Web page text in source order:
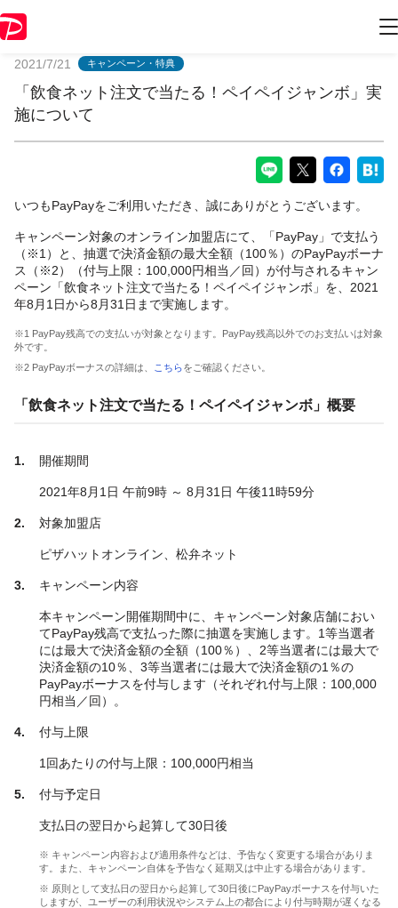
2021/7/21 キャンペーン・特典
「飲食ネット注文で当たる！ペイペイジャンボ」実
施について
いつもPayPayをご利用いただき、誠にありがとうございます。
キャンペーン対象のオンライン加盟店にて、「PayPay」で支払う
（※1）と、抽選で決済金額の最大全額（100％）のPayPayボーナ
ス（※2）（付与上限：100,000円相当／回）が付与されるキャン
ペーン「飲食ネット注文で当たる！ペイペイジャンボ」を、2021
年8月1日から8月31日まで実施します。
※1 PayPay残高での支払いが対象となります。PayPay残高以外でのお支払いは対象
外です。
※2 PayPayボーナスの詳細は、
こちらをご確認ください。
「飲食ネット注文で当たる！ペイペイジャンボ」概要
開催期間
2021年8月1日 午前9時 ～ 8月31日 午後11時59分
対象加盟店
ピザハットオンライン、松弁ネット
キャンペーン内容
本キャンペーン開催期間中に、キャンペーン対象店舗におい
てPayPay残高で支払った際に抽選を実施します。1等当選者
には最大で決済金額の全額（100％）、2等当選者には最大で
決済金額の10％、3等当選者には最大で決済金額の1％の
PayPayボーナスを付与します（それぞれ付与上限：100,000
円相当／回）。
付与上限
1回あたりの付与上限：100,000円相当
付与予定日
支払日の翌日から起算して30日後
※ キャンペーン内容および適用条件などは、予告なく変更する場合がありま
す。また、キャンペーン自体を予告なく延期又は中止する場合があります。
※ 原則として支払日の翌日から起算して30日後にPayPayボーナスを付与いた
しますが、ユーザーの利用状況やシステム上の都合により付与時期が遅くなる